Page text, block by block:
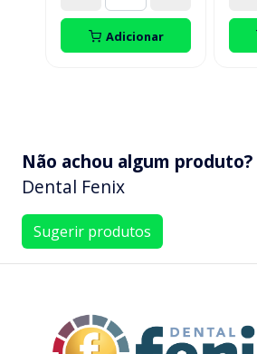
Adicionar
Não achou algum produto?
Dental Fenix
Sugerir produtos